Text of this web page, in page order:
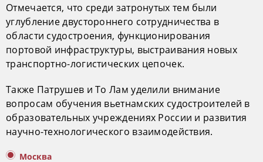
Отмечается, что среди затронутых тем были
углубление двустороннего сотрудничества в
области судостроения, функционирования
портовой инфраструктуры, выстраивания новых
транспортно-логистических цепочек.
Также Патрушев и То Лам уделили внимание
вопросам обучения вьетнамских судостроителей в
образовательных учреждениях России и развития
научно-технологического взаимодействия.
Москва